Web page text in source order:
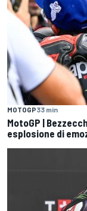
MOTOGP33 min
MotoGP |
esplosione di